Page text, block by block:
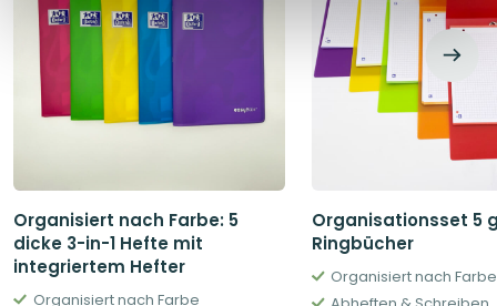
Organisiert nach Farbe: 5
dicke 3-in-1 Hefte mit
integriertem Hefter
Organisiert nach Farbe
Organisationsset 5
Ringbücher
Organisiert nach Farbe